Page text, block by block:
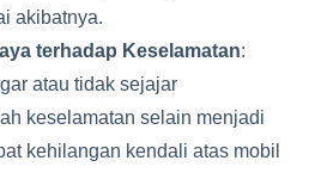
akibatnya.
terhadap Keselamatan:
atau tidak sejajar
keselamatan selain menjadi
kehilangan kendali atas mobil